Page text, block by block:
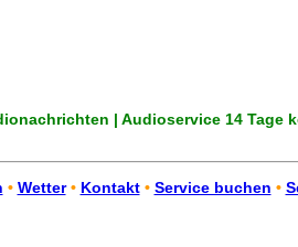
| Audioservice 14 Tage
• Wetter• Kontakt • Service buchen •